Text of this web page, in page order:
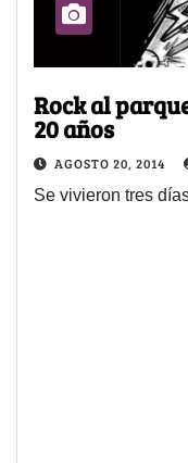
Rock al
20 años
AGOSTO 20, 2014
Se vivieron tres